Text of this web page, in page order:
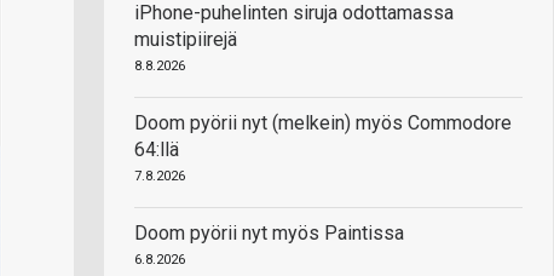
iPhone-puhelinten siruja odottamassa
muistipiirejä
8.8.2026
Doom pyörii nyt (melkein) myös Commodore
64:llä
7.8.2026
Doom pyörii nyt myös Paintissa
6.8.2026